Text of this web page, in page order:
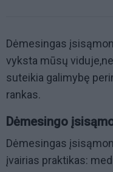
Dėmesingas
vyksta mūsų
suteikia galimybę
rankas.
Dėmesingo
Dėmesingas
įvairias praktikas: